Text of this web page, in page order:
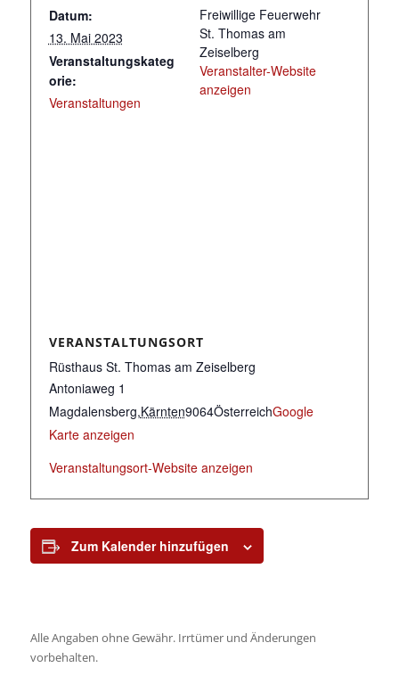
Datum:
13. Mai 2023
Veranstaltungskateg
orie:
Veranstaltungen
Freiwillige Feuerwehr
St. Thomas am
Zeiselberg
Veranstalter-Website
anzeigen
VERANSTALTUNGSORT
Rüsthaus St. Thomas am Zeiselberg
Antoniaweg 1
Magdalensberg,Kärnten9064ÖsterreichGoogle
Karte anzeigen
Veranstaltungsort-Website anzeigen
Zum Kalender hinzufügen
Alle Angaben ohne Gewähr. Irrtümer und Änderungen
vorbehalten.